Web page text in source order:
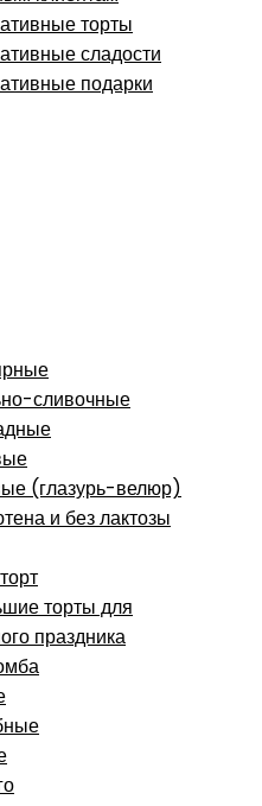
торты
сладости
подарки
сливочные
(глазурь-велюр)
и без лактозы
торты для
праздника